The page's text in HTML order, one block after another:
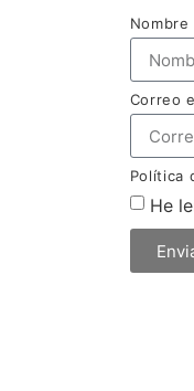
Nombre
Correo
Política
He